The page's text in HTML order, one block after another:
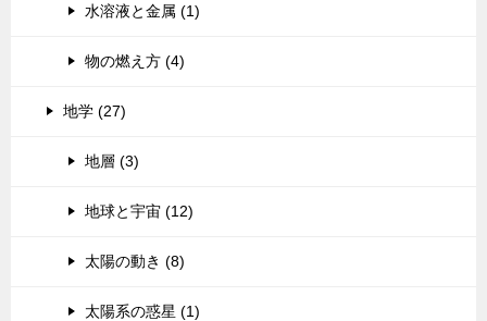
水溶液と金属 (1)
物の燃え方 (4)
地学 (27)
地層 (3)
地球と宇宙 (12)
太陽の動き (8)
太陽系の惑星 (1)